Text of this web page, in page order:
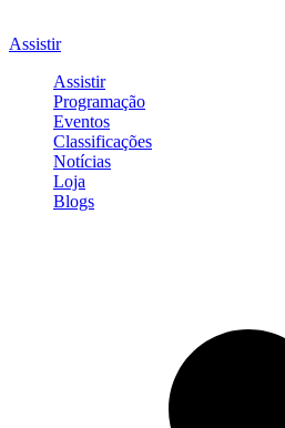
Assistir
Assistir
Programação
Eventos
Classificações
Notícias
Loja
Blogs